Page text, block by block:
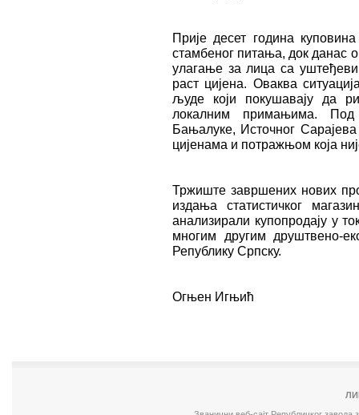
Прије десет година
стамбеног питања, док данас
улагање за лица са
раст цијена. Оваква
људе који покушавају да
локалним примањима. Под
Бањалуке, Источног
цијенама и потражњом која
Тржиште завршених нових
издања статистичког
анализирали купопродају у
многим другим друштвено-
Републику Српску.
Огњен Игњић